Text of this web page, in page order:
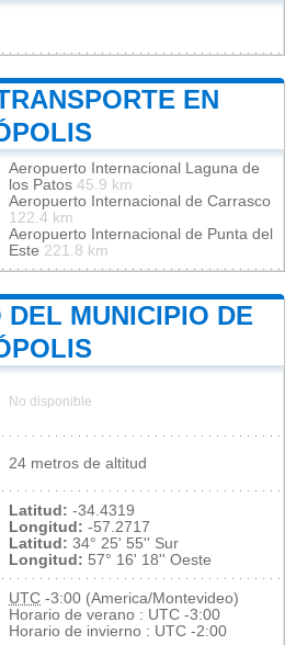
EN
Aeropuerto Internacional Laguna de
los Patos 45.9 km
Aeropuerto Internacional de Carrasco
122.4 km
Aeropuerto Internacional de Punta del
Este 221.8 km
DEL MUNICIPIO DE
No disponible
24 metros de altitud
Latitud: -34.4319
Longitud: -57.2717
Latitud: 34° 25' 55'' Sur
Longitud: 57° 16' 18'' Oeste
UTC -3:00 (America/Montevideo)
Horario de verano : UTC -3:00
Horario de invierno : UTC -2:00